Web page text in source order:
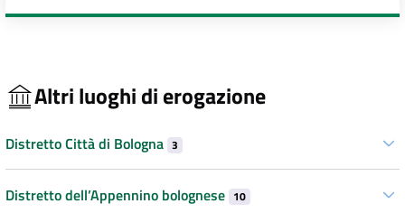
Altri luoghi di erogazione
Distretto Città di Bologna 3
Distretto dell’Appennino bolognese 10